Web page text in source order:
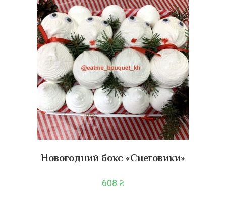
Новогодний бокс «Снеговики»
608 ₴